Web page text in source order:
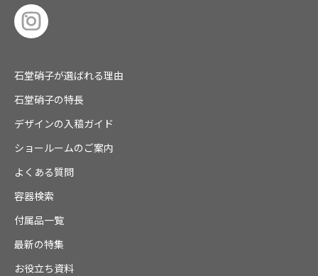
石堂硝子が選ばれる理由
石堂硝子の特長
デザインの入稿ガイド
ショールームのご案内
よくある質問
容器検索
付属品一覧
最新の特集
お役立ち資料